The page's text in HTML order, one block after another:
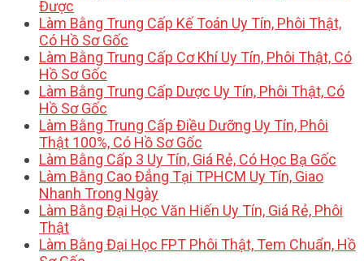
Được
Làm Bằng Trung Cấp Kế Toán Uy Tín, Phôi Thật,
Có Hồ Sơ Gốc
Làm Bằng Trung Cấp Cơ Khí Uy Tín, Phôi Thật, Có
Hồ Sơ Gốc
Làm Bằng Trung Cấp Dược Uy Tín, Phôi Thật, Có
Hồ Sơ Gốc
Làm Bằng Trung Cấp Điều Dưỡng Uy Tín, Phôi
Thật 100%, Có Hồ Sơ Gốc
Làm Bằng Cấp 3 Uy Tín, Giá Rẻ, Có Học Bạ Gốc
Làm Bằng Cao Đẳng Tại TPHCM Uy Tín, Giao
Nhanh Trong Ngày
Làm Bằng Đại Học Văn Hiến Uy Tín, Giá Rẻ, Phôi
Thật
Làm Bằng Đại Học FPT Phôi Thật, Tem Chuẩn, Hồ